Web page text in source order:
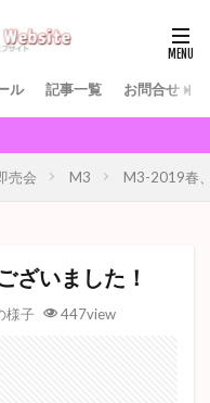
ル 記事一覧 お問合せ
売会 M3 M3-2019春
ざいました！
様子 447view